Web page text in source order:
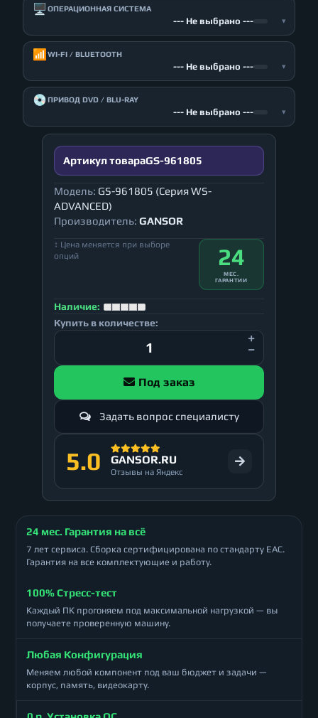
🖥️ ОПЕРАЦИОННАЯ СИСТЕМА
--- Не выбрано --- ▾
📶 WI-FI / BLUETOOTH
--- Не выбрано --- ▾
💿ПРИВОД DVD / BLU-RAY
--- Не выбрано --- ▾
Артикул товараGS-961805
Модель: GS-961805 (Серия WS-
ADVANCED)
Производитель: GANSOR
↕ Цена меняется при выборе
опций
24
МЕС.
ГАРАНТИИ
Наличие:
Купить в количестве:
Под заказ
Задать вопрос специалисту
5.0 GANSOR.RU
Отзывы на Яндекс
24 мес. Гарантия на всё
7 лет сервиса. Сборка сертифицирована по стандарту ЕАС.
Гарантия на все комплектующие и работу.
100% Стресс-тест
Каждый ПК прогоняем под максимальной нагрузкой — вы
получаете проверенную машину.
Любая Конфигурация
Меняем любой компонент под ваш бюджет и задачи —
корпус, память, видеокарту.